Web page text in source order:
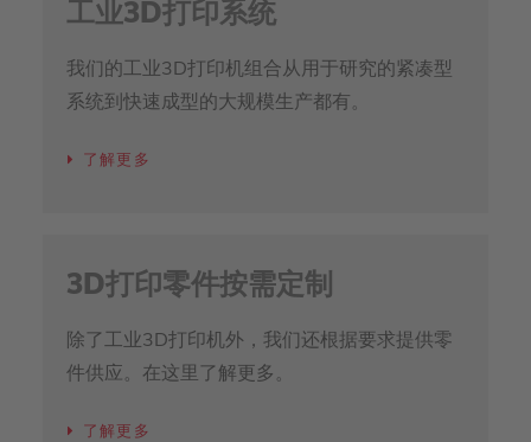
工业3D打印系统
我们的工业3D打印机组合从用于研究的紧凑型
系统到快速成型的大规模生产都有。
了解更多
3D打印零件按需定制
除了工业3D打印机外，我们还根据要求提供零
件供应。在这里了解更多。
了解更多